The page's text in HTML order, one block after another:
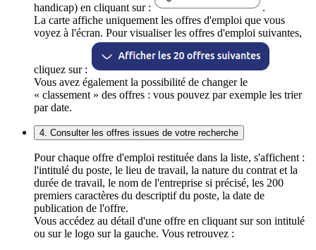
handicap) en cliquant sur :
.
La carte affiche uniquement les offres d'emploi que vous
voyez à l'écran. Pour visualiser les offres d'emploi suivantes,
cliquez sur :
Vous avez également la possibilité de changer le
« classement » des offres : vous pouvez par exemple les trier
par date.
4. Consulter les offres issues de votre recherche
Pour chaque offre d'emploi restituée dans la liste, s'affichent :
l'intitulé du poste, le lieu de travail, la nature du contrat et la
durée de travail, le nom de l'entreprise si précisé, les 200
premiers caractères du descriptif du poste, la date de
publication de l'offre.
Vous accédez au détail d'une offre en cliquant sur son intitulé
ou sur le logo sur la gauche. Vous retrouvez :